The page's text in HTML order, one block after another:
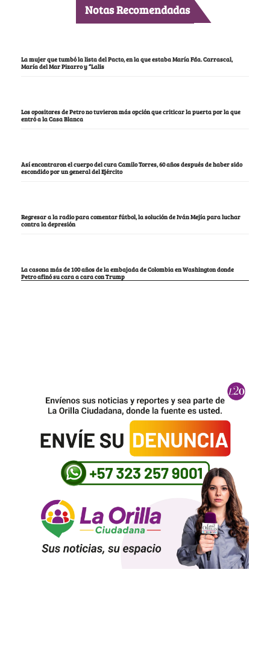
Notas Recomendadas
La mujer que tumbó la lista del Pacto, en la que estaba María Fda. Carrascal,
María del Mar Pizarro y “Lalis
Los opositores de Petro no tuvieron más opción que criticar la puerta por la que
entró a la Casa Blanca
Así encontraron el cuerpo del cura Camilo Torres, 60 años después de haber sido
escondido por un general del Ejército
Regresar a la radio para comentar fútbol, la solución de Iván Mejía para luchar
contra la depresión
La casona más de 100 años de la embajada de Colombia en Washington donde
Petro afinó su cara a cara con Trump